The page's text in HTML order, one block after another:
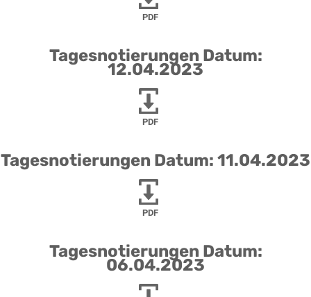
PDF
Tagesnotierungen Datum:
12.04.2023
PDF
Tagesnotierungen Datum: 11.04.2023
PDF
Tagesnotierungen Datum:
06.04.2023